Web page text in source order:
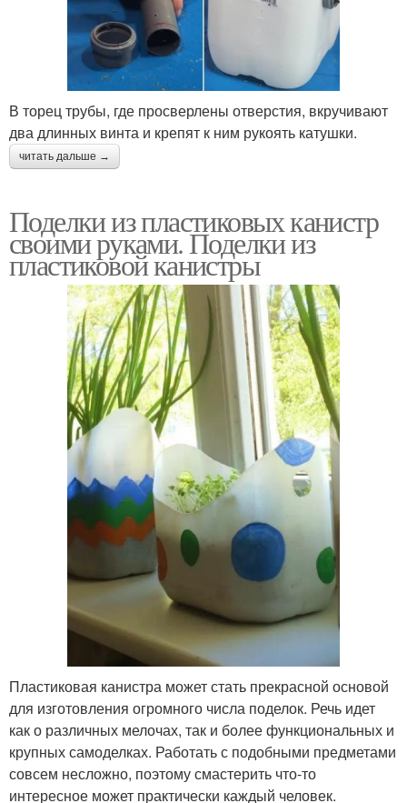
В торец трубы, где просверлены отверстия, вкручивают
два длинных винта и крепят к ним рукоять катушки.
читать дальше →
Поделки из пластиковых канистр
своими руками. Поделки из
пластиковой канистры
Пластиковая канистра может стать прекрасной основой
для изготовления огромного числа поделок. Речь идет
как о различных мелочах, так и более функциональных и
крупных самоделках. Работать с подобными предметами
совсем несложно, поэтому смастерить что-то
интересное может практически каждый человек.